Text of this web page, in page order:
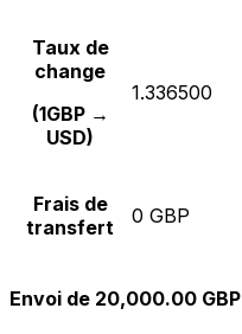
Taux de
change
(1GBP →
USD)
1.336500
Frais de
transfert
0 GBP
Envoi de 20,000.00 GBP